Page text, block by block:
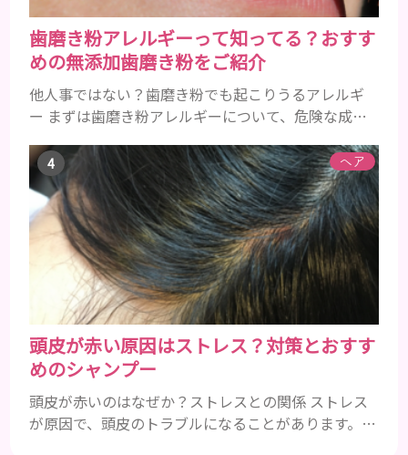
歯磨き粉アレルギーって知ってる？おすす
めの無添加歯磨き粉をご紹介
他人事ではない？歯磨き粉でも起こりうるアレルギ
ー まずは歯磨き粉アレルギーについて、危険な成分
まれるアレルギーを起こすおそれのある成分 まず、
普段お使いの歯磨き粉に含まれているどの成分にア
レルギーを引き起こすおそれがあるのかを説明しま
すね。 •フッ素･･･歯の表面のエナメルを守り強くし
たり、虫歯と防ぐ働きを持つ成分 •香味料 ･･･歯磨き
粉の風味や爽...
ヘア
頭皮が赤い原因はストレス？対策とおすす
めのシャンプー
頭皮が赤いのはなぜか？ストレスとの関係 ストレス
が原因で、頭皮のトラブルになることがあります。頭